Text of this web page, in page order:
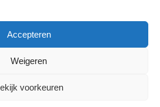
Accepteren
Weigeren
voorkeuren
Forms gebruiken
Adriaan Roland Holstschool |
by
Cijs&Co